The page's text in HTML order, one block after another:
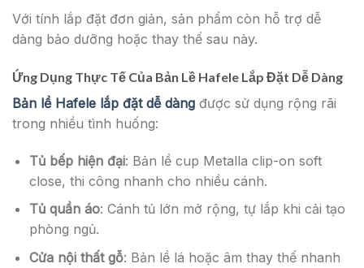
Với tính lắp đặt đơn giản, sản phẩm còn hỗ trợ dễ
dàng bảo dưỡng hoặc thay thế sau này.
Ứng Dụng Thực Tế Của Bản Lề Hafele Lắp Đặt Dễ Dàng
Bản lề Hafele lắp đặt dễ dàng được sử dụng rộng rãi
trong nhiều tình huống:
Tủ bếp hiện đại: Bản lề cup Metalla clip-on soft
close, thi công nhanh cho nhiều cánh.
Tủ quần áo: Cánh tủ lớn mở rộng, tự lắp khi cải tạo
phòng ngủ.
Cửa nội thất gỗ: Bản lề lá hoặc âm thay thế nhanh